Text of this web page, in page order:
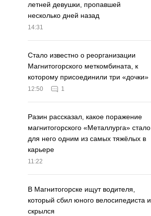
летней девушки, пропавшей
несколько дней назад
14:31
Стало известно о реорганизации
Магнитогорского меткомбината, к
которому присоединили три «дочки»
12:50 1
Разин рассказал, какое поражение
магнитогорского «Металлурга» стало
для него одним из самых тяжёлых в
карьере
11:22
В Магнитогорске ищут водителя,
который сбил юного велосипедиста и
скрылся